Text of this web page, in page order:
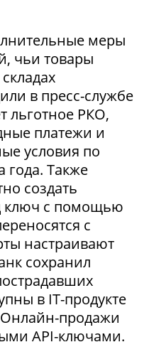
меры
чьи товары
в пресс-службе
льготное РКО,
платежи и
условия по
года. Также
создать
ключ с помощью
с
настраивают
сохранил
в IT-продукте
продажи
API-ключами.